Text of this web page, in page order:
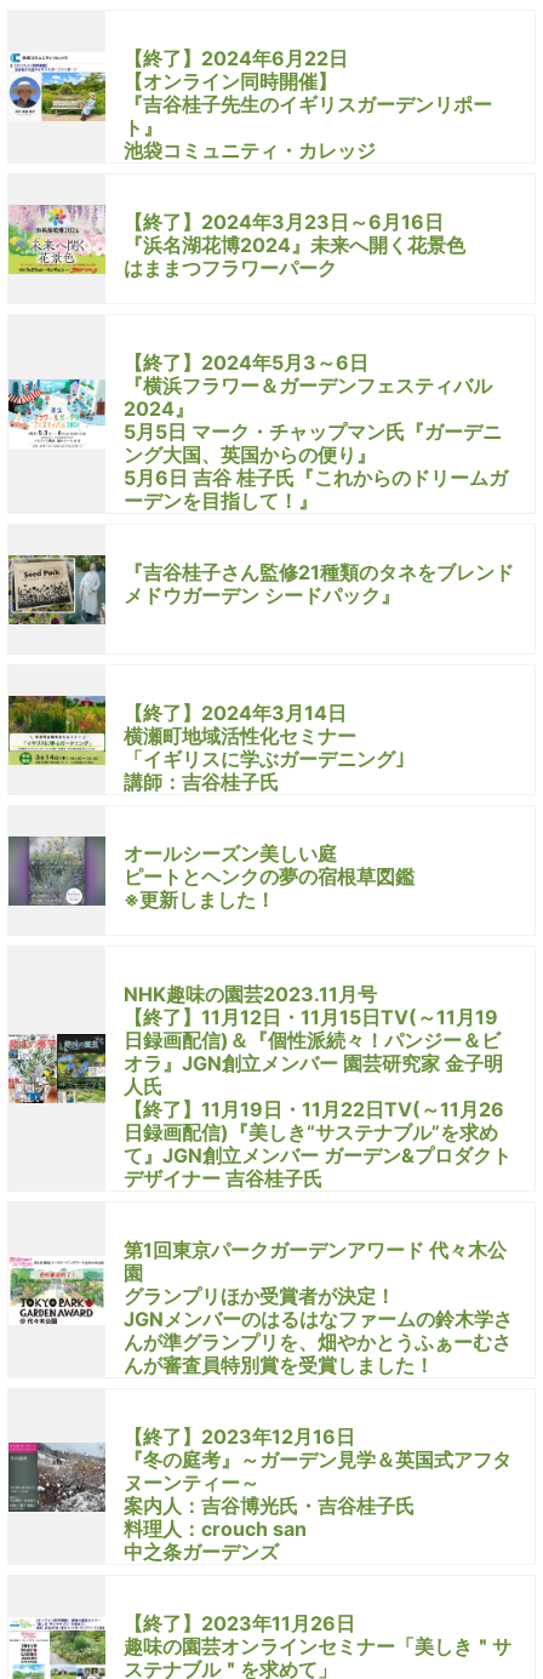
【終了】2024年6月22日
【オンライン同時開催】
『吉谷桂子先生のイギリスガーデンリポー
ト』
池袋コミュニティ・カレッジ
【終了】2024年3月23日～6月16日
『浜名湖花博2024』未来へ開く花景色
はままつフラワーパーク
【終了】2024年5月3～6日
『横浜フラワー＆ガーデンフェスティバル
2024』
5月5日 マーク・チャップマン氏『ガーデニ
ング大国、英国からの便り』
5月6日 吉谷 桂子氏『これからのドリームガ
ーデンを目指して！』
『吉谷桂子さん監修21種類のタネをブレンド
メドウガーデン シードパック』
【終了】2024年3月14日
横瀬町地域活性化セミナー
「イギリスに学ぶガーデニング｣
講師：吉谷桂子氏
オールシーズン美しい庭
ピートとヘンクの夢の宿根草図鑑
※更新しました！
NHK趣味の園芸2023.11月号
【終了】11月12日・11月15日TV(～11月19
日録画配信)＆『個性派続々！パンジー＆ビ
オラ』JGN創立メンバー 園芸研究家 金子明
人氏
【終了】11月19日・11月22日TV(～11月26
日録画配信)『美しき“サステナブル”を求め
て』JGN創立メンバー ガーデン&プロダクト
デザイナー 吉谷桂子氏
第1回東京パークガーデンアワード 代々木公
園
グランプリほか受賞者が決定！
JGNメンバーのはるはなファームの鈴木学さ
んが準グランプリを、畑やかとうふぁーむさ
んが審査員特別賞を受賞しました！
【終了】2023年12月16日
『冬の庭考』～ガーデン見学＆英国式アフタ
ヌーンティー～
案内人：吉谷博光氏・吉谷桂子氏
料理人：crouch san
中之条ガーデンズ
【終了】2023年11月26日
趣味の園芸オンラインセミナー「美しき＂サ
ステナブル＂を求めて」